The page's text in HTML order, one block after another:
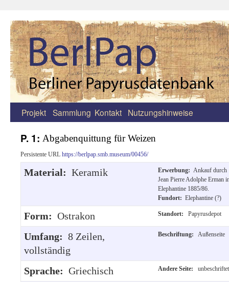
Zum
springen
Projekt Sammlung Kontakt Nutzungshinweise
P. 1: Abgabenquittung für Weizen
Persistente URL https://berlpap.smb.museum/00456/
Material: Keramik Erwerbung: Ankauf durch
Jean Pierre Adolphe Erman
Elephantine 1885/86.
Fundort: Elephantine (?)
Form: Ostrakon Standort: Papyrusdepot
Umfang: 8 Zeilen,
vollständig
Beschriftung: Außenseite
Sprache: Griechisch Andere Seite: unbeschriftet